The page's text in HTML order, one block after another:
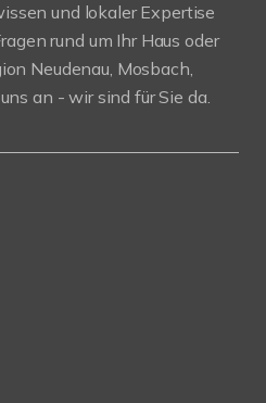
und lokaler Expertise
rund um Ihr Haus oder
Neudenau, Mosbach,
an - wir sind für Sie da.